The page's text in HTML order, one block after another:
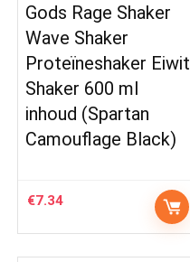
Gods Rage Shaker
Wave Shaker
Proteïneshaker Eiwit
Shaker 600 ml
inhoud (Spartan
Camouflage Black)
€7.34